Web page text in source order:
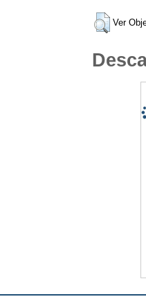
Ver